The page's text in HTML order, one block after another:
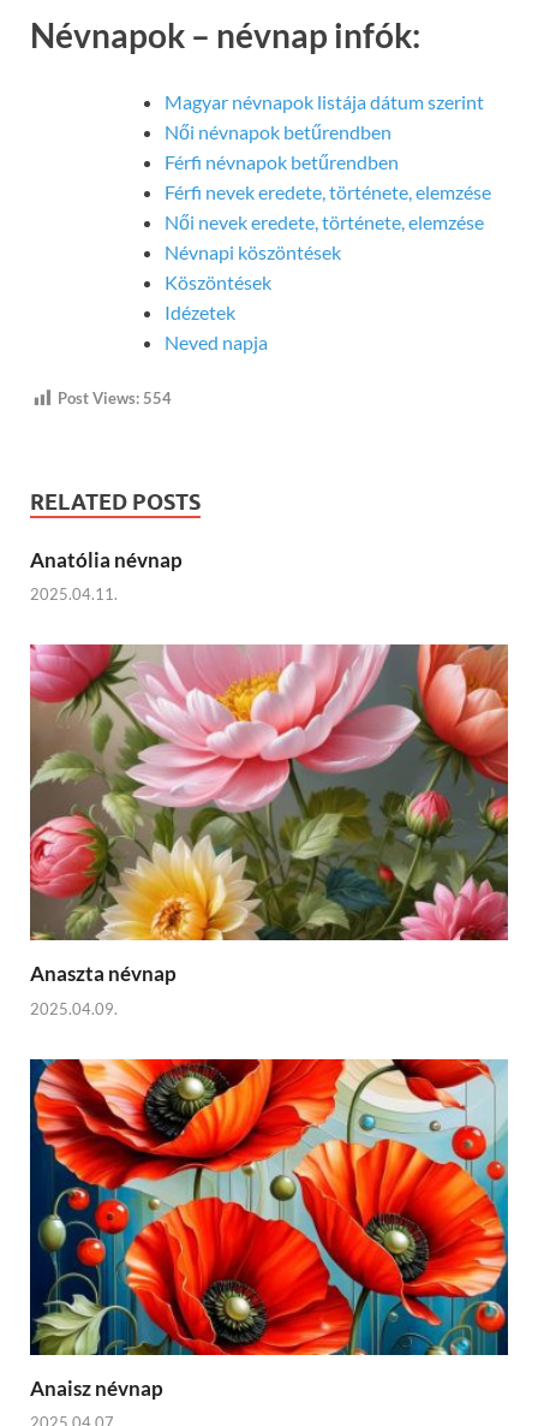
Névnapok – névnap infók:
Magyar névnapok listája dátum szerint
Női névnapok betűrendben
Férfi névnapok betűrendben
Férfi nevek eredete, története, elemzése
Női nevek eredete, története, elemzése
Névnapi köszöntések
Köszöntések
Idézetek
Neved napja
Post Views: 554
RELATED POSTS
Anatólia névnap
2025.04.11.
Anaszta névnap
2025.04.09.
Anaisz névnap